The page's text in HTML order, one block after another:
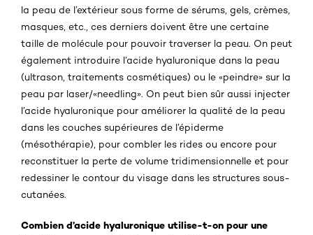
la peau de l’extérieur sous forme de sérums, gels, crèmes,
masques, etc., ces derniers doivent être une certaine
taille de molécule pour pouvoir traverser la peau. On peut
également introduire l’acide hyaluronique dans la peau
(ultrason, traitements cosmétiques) ou le «peindre» sur la
peau par laser/«needling». On peut bien sûr aussi injecter
l’acide hyaluronique pour améliorer la qualité de la peau
dans les couches supérieures de l’épiderme
(mésothérapie), pour combler les rides ou encore pour
reconstituer la perte de volume tridimensionnelle et pour
redessiner le contour du visage dans les structures sous-
cutanées.
Combien d’acide hyaluronique utilise-t-on pour une